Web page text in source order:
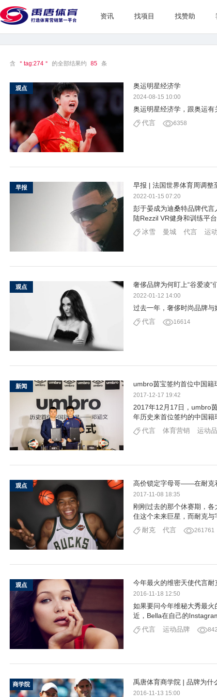
资讯 找项目 找赞助
含 ＂tag:274＂ 的全部结果约 85 条
奥运明星经济学
2024-08-15 10:00
奥运明星经济学，跟奥运有
代言
6358
观点
早报 | 法国世界体育周调整
2022-01-15 07:20
彭于晏成为迪桑特品牌代
陆Rezzil VR健身和训练平
冰雪
曼城 代言 运
早报
奢侈品牌为何盯上“谷爱凌”
2022-01-12 14:00
过去一年，奢侈时尚品牌
代言
16614
观点
umbro茵宝签约首位中国籍
2017-12-17 19:42
2017年12月17日，umbro
年历史来首位签约的中国籍
代言
体育营销 运动
新闻
高价锁定字母哥——在耐克
2017-11-08 18:35
刚刚过去的那个休赛期，
住这个未来巨星，而耐克
耐克
代言 261761
观点
今年最火的维密天使代言耐
2016-11-18 12:50
如果要问今年维秘大秀最
近，Bella在自己的
代言
运动品牌
观点
禹唐体育商学院 | 品牌为什
2016-11-13 15:00
商学院